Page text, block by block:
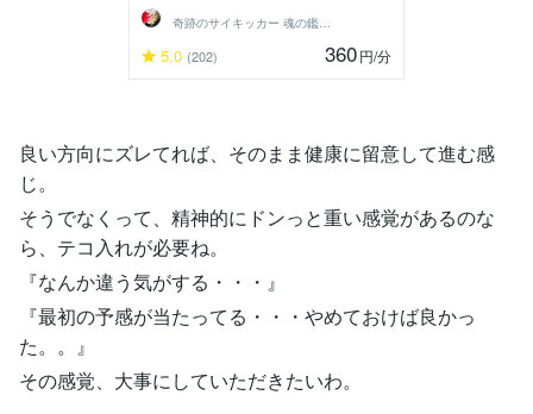
5.0 (202) 360円/分
良い方向にズレてれば、そのまま健康に留意して進む感
じ。
そうでなくって、精神的にドンっと重い感覚があるのな
ら、テコ入れが必要ね。
『なんか違う気がする・・・』
『最初の予感が当たってる・・・やめておけば良かっ
た。。』
その感覚、大事にしていただきたいわ。